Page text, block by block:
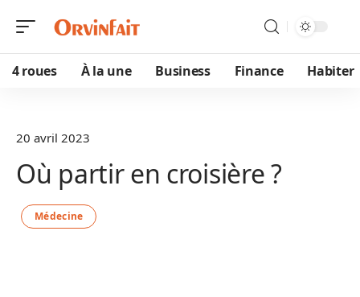
4 roues À la une Business Finance Habiter
20 avril 2023
Où partir en croisière ?
Médecine